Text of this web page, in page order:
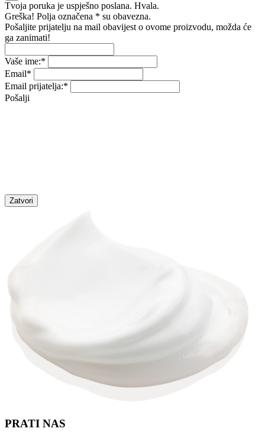
Tvoja poruka je uspješno poslana. Hvala.
Greška! Polja označena * su obavezna.
Pošaljite prijatelju na mail obavijest o ovome proizvodu, možda će
ga zanimati!
Vaše ime:*
Email*
Email prijatelja:*
Pošalji
Zatvori
PRATI NAS